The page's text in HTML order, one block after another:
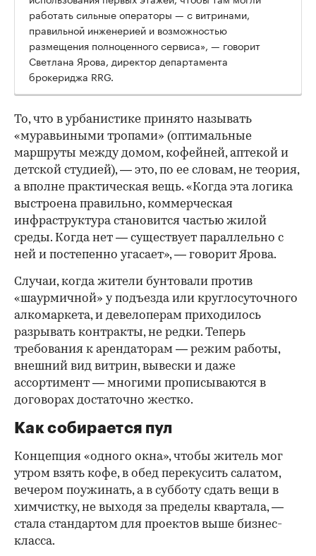
00:00
работать сильные операторы — с витринами,
правильной инженерией и возможностью
размещения полноценного сервиса», — говорит
Светлана Ярова, директор департамента
брокериджа RRG.
То, что в урбанистике принято называть
«муравьиными тропами» (оптимальные
маршруты между домом, кофейней, аптекой и
детской студией), — это, по ее словам, не теория,
а вполне практическая вещь. «Когда эта логика
выстроена правильно, коммерческая
инфраструктура становится частью жилой
среды. Когда нет — существует параллельно с
ней и постепенно угасает», — говорит Ярова.
Случаи, когда жители бунтовали против
«шаурмичной» у подъезда или круглосуточного
алкомаркета, и девелоперам приходилось
разрывать контракты, не редки. Теперь
требования к арендаторам — режим работы,
внешний вид витрин, вывески и даже
ассортимент — многими прописываются в
договорах достаточно жестко.
Как собирается пул
Концепция «одного окна», чтобы житель мог
утром взять кофе, в обед перекусить салатом,
вечером поужинать, а в субботу сдать вещи в
химчистку, не выходя за пределы квартала, —
стала стандартом для проектов выше бизнес-
класса.